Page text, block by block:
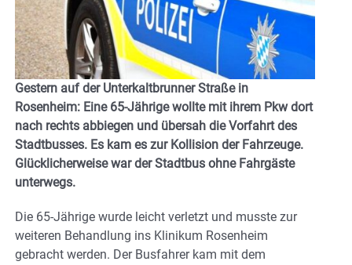
Gestern auf der Unterkaltbrunner Straße in
Rosenheim: Eine 65-Jährige wollte mit ihrem Pkw dort
nach rechts abbiegen und übersah die Vorfahrt des
Stadtbusses. Es kam es zur Kollision der Fahrzeuge.
Glücklicherweise war der Stadtbus ohne Fahrgäste
unterwegs.
Die 65-Jährige wurde leicht verletzt und musste zur
weiteren Behandlung ins Klinikum Rosenheim
gebracht werden. Der Busfahrer kam mit dem